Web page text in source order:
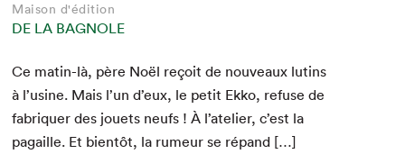
Maison d'édition
DE LA BAGNOLE
Ce matin-là, père Noël reçoit de nou­veaux lutins
à l’usine. Mais l’un d’eux, le petit Ekko, refuse de
fab­ri­quer des jou­ets neufs ! À l’atelier, c’est la
pagaille. Et bien­tôt, la rumeur se répand […]